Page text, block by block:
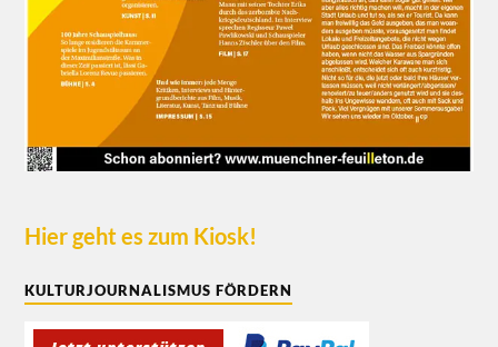
Hier geht es zum Kiosk!
KULTURJOURNALISMUS FÖRDERN